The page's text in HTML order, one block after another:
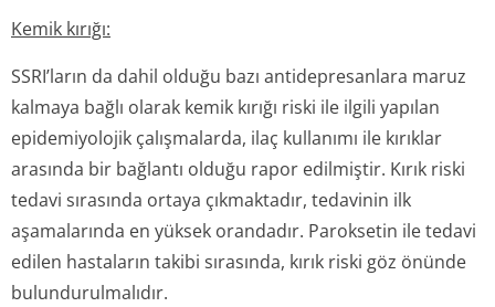
Kemik kırığı:
SSRI’ların da dahil olduğu bazı antidepresanlara maruz
kalmaya bağlı olarak kemik kırığı riski ile ilgili yapılan
epidemiyolojik çalışmalarda, ilaç kullanımı ile kırıklar
arasında bir bağlantı olduğu rapor edilmiştir. Kırık riski
tedavi sırasında ortaya çıkmaktadır, tedavinin ilk
aşamalarında en yüksek orandadır. Paroksetin ile tedavi
edilen hastaların takibi sırasında, kırık riski göz önünde
bulundurulmalıdır.